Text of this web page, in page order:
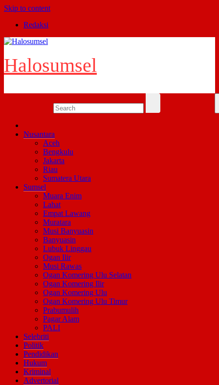
Skip to content
Redaksi
Halosumsel
Nusantara
Aceh
Bengkulu
Jakarta
Riau
Sumatera Utara
Sumsel
Muara Enim
Lahat
Empat Lawang
Muratara
Musi Banyuasin
Banyuasin
Lubuk Linggau
Ogan Ilir
Musi Rawas
Ogan Komering Ulu Selatan
Ogan Komering Ilir
Ogan Komering Ulu
Ogan Komering Ulu Timur
Prabumulih
Pagar Alam
PALI
Selebriti
Politik
Pendidikan
Hukum
Kriminal
Advertorial